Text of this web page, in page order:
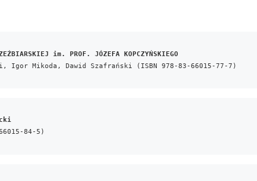
im. PROF. JÓZEFA KOPCZYŃSKIEGO
Mikoda, Dawid Szafrański (ISBN 978-83-66015-77-7)
84-5)